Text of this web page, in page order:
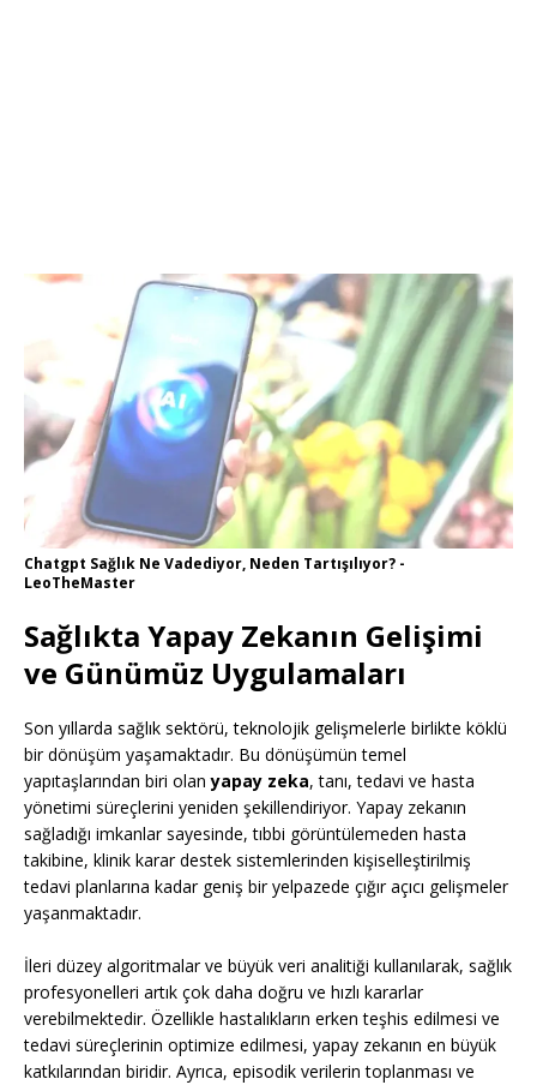
Chatgpt Sağlık Ne Vadediyor, Neden Tartışılıyor? -
LeoTheMaster
Sağlıkta Yapay Zekanın Gelişimi
ve Günümüz Uygulamaları
Son yıllarda sağlık sektörü, teknolojik gelişmelerle birlikte köklü
bir dönüşüm yaşamaktadır. Bu dönüşümün temel
yapıtaşlarından biri olanyapay zeka, tanı, tedavi ve hasta
yönetimi süreçlerini yeniden şekillendiriyor. Yapay zekanın
sağladığı imkanlar sayesinde, tıbbi görüntülemeden hasta
takibine, klinik karar destek sistemlerinden kişiselleştirilmiş
tedavi planlarına kadar geniş bir yelpazede çığır açıcı gelişmeler
yaşanmaktadır.
İleri düzey algoritmalar ve büyük veri analitiği kullanılarak, sağlık
profesyonelleri artık çok daha doğru ve hızlı kararlar
verebilmektedir. Özellikle hastalıkların erken teşhis edilmesi ve
tedavi süreçlerinin optimize edilmesi, yapay zekanın en büyük
katkılarından biridir. Ayrıca, episodik verilerin toplanması ve